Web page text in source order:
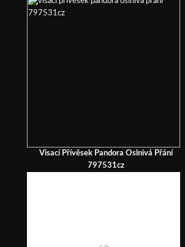
Visací Přívěsek Pandora Oslnivá Přání
797531cz